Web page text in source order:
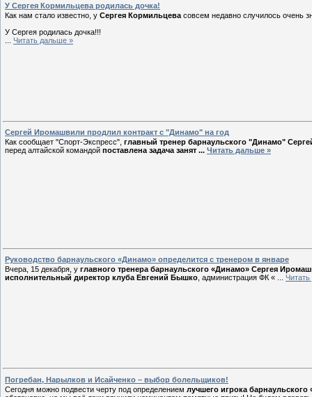
У Сергея Кормильцева родилась дочка!
Как нам стало известно, у Сергея Кормильцева совсем недавно случилось очень
У Сергея родилась дочка!!!
Читать дальше »
Сергей Иромашвили продлил контракт с "Динамо" на год
Как сообщает "Спорт-Экспресс", главный тренер барнаульского "Динамо"
перед алтайской командой поставлена задача занят ... Читать дальше »
Руководство барнаульского «Динамо» определится с тренером в январе
Вчера, 15 декабря, у главного тренера барнаульского «Динамо» Сергея
исполнительный директор клуба Евгений Бышко , администрация ФК «
Погребан, Нарылков и Исайченко – выбор болельщиков!
Сегодня можно подвести черту под определением лучшего игрока барнаульского